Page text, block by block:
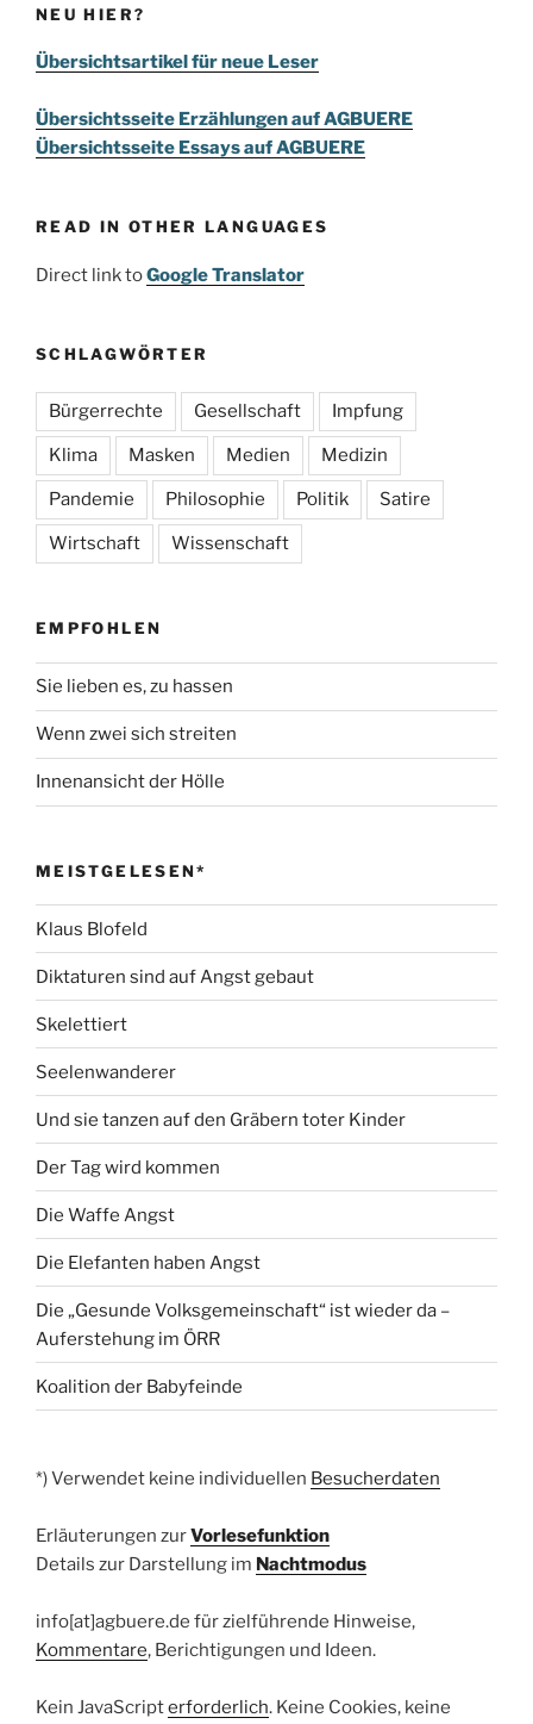
NEU HIER?
Übersichtsartikel für neue Leser
Übersichtsseite Erzählungen auf AGBUERE
Übersichtsseite Essays auf AGBUERE
READ IN OTHER LANGUAGES
Direct link toGoogle Translator
SCHLAGWÖRTER
Bürgerrechte Gesellschaft Impfung
Klima Masken Medien Medizin
Pandemie Philosophie Politik Satire
Wirtschaft Wissenschaft
EMPFOHLEN
Sie lieben es, zu hassen
Wenn zwei sich streiten
Innenansicht der Hölle
MEISTGELESEN*
Klaus Blofeld
Diktaturen sind auf Angst gebaut
Skelettiert
Seelenwanderer
Und sie tanzen auf den Gräbern toter Kinder
Der Tag wird kommen
Die Waffe Angst
Die Elefanten haben Angst
Die „Gesunde Volksgemeinschaft“ ist wieder da –
Auferstehung im ÖRR
Koalition der Babyfeinde
*) Verwendet keine individuellen Besucherdaten
Erläuterungen zurVorlesefunktion
Details zur Darstellung im Nachtmodus
info[at]agbuere.de für zielführende Hinweise,
Kommentare, Berichtigungen und Ideen.
Kein JavaScripterforderlich. Keine Cookies, keine